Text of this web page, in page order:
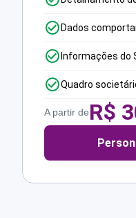
Dados
Informações do
Quadro
A partir deR$